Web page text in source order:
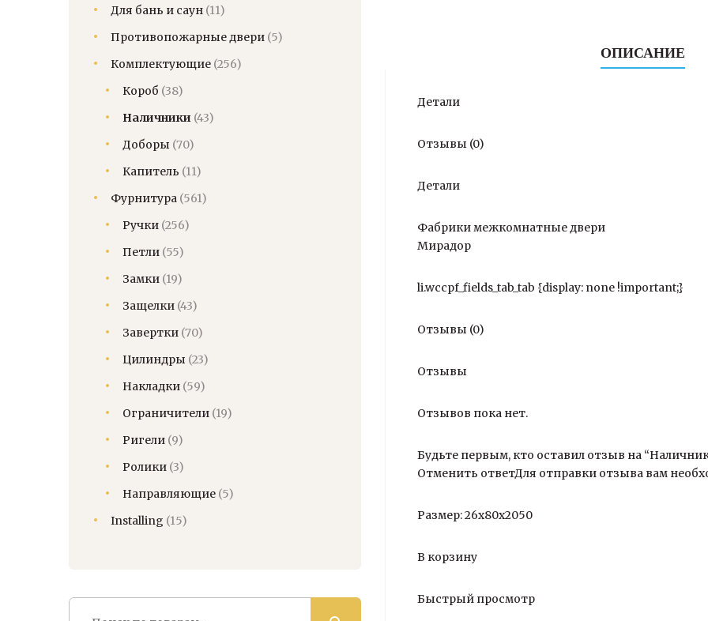
ОПИСАНИЕ
Детали
Отзывы (0)
Детали
Фабрики межкомнатные двери
Мирадор
li.wccpf_fields_tab_tab {display: none !important;}
Отзывы (0)
Отзывы
Отзывов пока нет.
Будьте первым, кто оставил отзыв на
Отменить ответДля отправки отзыва вам
Размер: 26х80х2050
В корзину
Быстрый просмотр
Для бань и саун (11)
Противопожарные двери (5)
Комплектующие (256)
Короб (38)
Наличники (43)
Доборы (70)
Капитель (11)
Фурнитура (561)
Ручки (256)
Петли (55)
Замки (19)
Защелки (43)
Завертки (70)
Цилиндры (23)
Накладки (59)
Ограничители (19)
Ригели (9)
Ролики (3)
Направляющие (5)
Installing (15)
Искать: